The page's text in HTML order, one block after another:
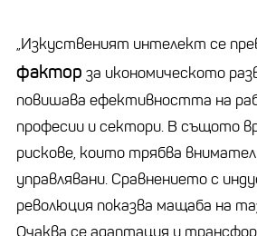
„Изкуственият интелект се
фактор за икономическото
повишава ефективността на
професии и сектори. В същото
рискове, които трябва
управлявани. Сравнението с
революция показва мащаба на
Очаква се адаптация и